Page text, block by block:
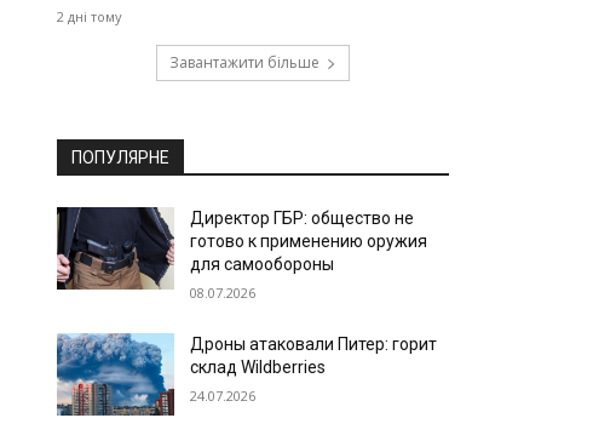
2 дні тому
Завантажити більше
ПОПУЛЯРНЕ
Директор ГБР: общество не
готово к применению оружия
для самообороны
08.07.2026
Дроны атаковали Питер: горит
склад Wildberries
24.07.2026